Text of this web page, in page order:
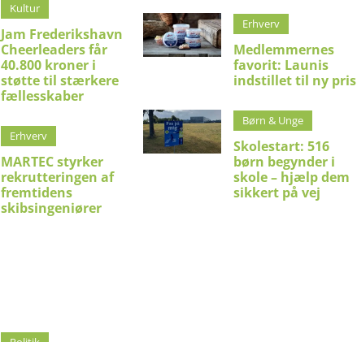
Kultur
Jam Frederikshavn
Cheerleaders får
40.800 kroner i
støtte til stærkere
fællesskaber
Erhverv
MARTEC styrker
rekrutteringen af
fremtidens
skibsingeniører
Erhverv
Medlemmernes
favorit: Launis
indstillet til ny pris
Børn & Unge
Skolestart: 516
børn begynder i
skole – hjælp dem
sikkert på vej